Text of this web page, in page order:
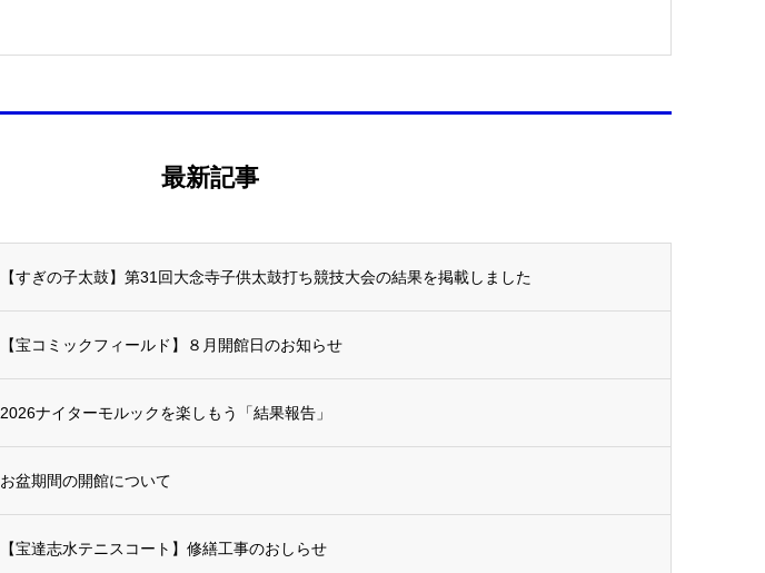
最新記事
【すぎの子太鼓】第31回大念寺子供太鼓打ち競技大会の結果を掲載しました
【宝コミックフィールド】８月開館日のお知らせ
2026ナイターモルックを楽しもう「結果報告」
お盆期間の開館について
【宝達志水テニスコート】修繕工事のおしらせ